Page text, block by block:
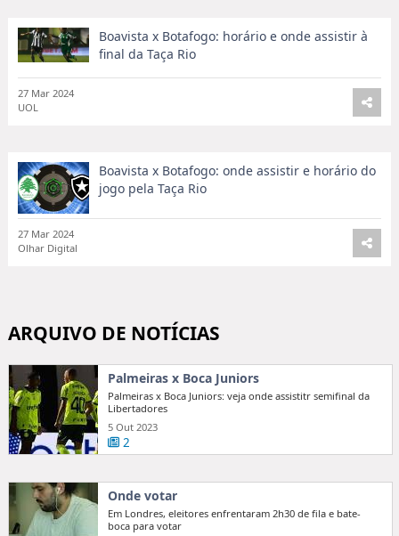
Boavista x Botafogo: horário e onde assistir à
final da Taça Rio
27 Mar 2024
UOL
Boavista x Botafogo: onde assistir e horário do
jogo pela Taça Rio
27 Mar 2024
Olhar Digital
ARQUIVO DE NOTÍCIAS
Palmeiras x Boca Juniors
Palmeiras x Boca Juniors: veja onde assistitr semifinal da
Libertadores
5 Out 2023
2
Onde votar
Em Londres, eleitores enfrentaram 2h30 de fila e bate-
boca para votar